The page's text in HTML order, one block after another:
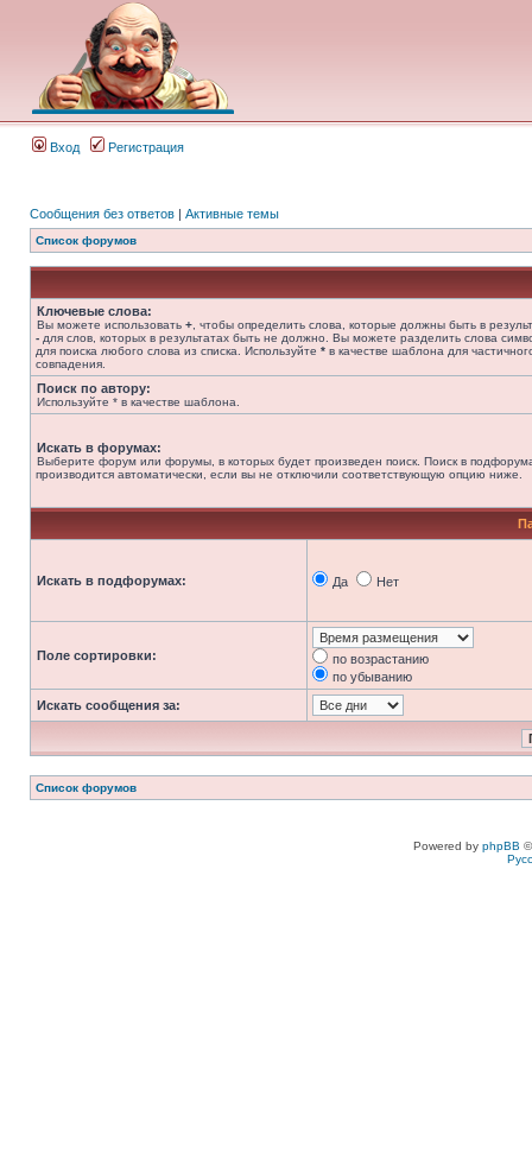
Вход Регистрация
Сообщения без ответов | Активные темы
Список форумов
Ключевые слова:
Вы можете использовать + , чтобы определить слова, которые должны быть в
- для слов, которых в результатах быть не должно. Вы можете разделить слова
для поиска любого слова из списка. Используйте * в качестве шаблона для
совпадения.
Поиск по автору:
Используйте * в качестве шаблона.
Искать в форумах:
Выберите форум или форумы, в которых будет произведен поиск. Поиск в
производится автоматически, если вы не отключили соответствующую опцию ниже.
Искать в подфорумах: Да Нет
Поле сортировки:
по возрастанию
по убыванию
Искать сообщения за:
Список форумов
Powered by phpBB